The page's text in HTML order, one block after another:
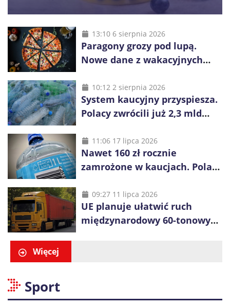
13:10 6 sierpnia 2026
Paragony grozy pod lupą.
Nowe dane z wakacyjnych
10:12 2 sierpnia 2026
System kaucyjny przyspiesza.
Polacy zwrócili już 2,3 mld
11:06 17 lipca 2026
Nawet 160 zł rocznie
zamrożone w kaucjach. Polacy
vouchery
09:27 11 lipca 2026
UE planuje ułatwić ruch
międzynarodowy 60-tonowych
Więcej
Sport